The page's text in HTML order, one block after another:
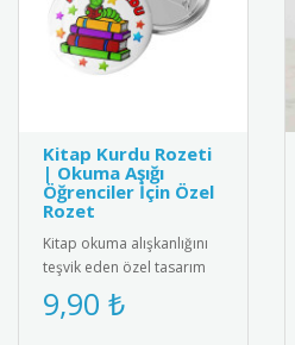
Kitap Kurdu Rozeti
| Okuma Aşığı
Öğrenciler İçin Özel
Rozet
Kitap okuma alışkanlığını
teşvik eden özel tasarım
rozet. Okuma sevgisini
yansıtan şık ve anlamlı bi..
9,90 ₺